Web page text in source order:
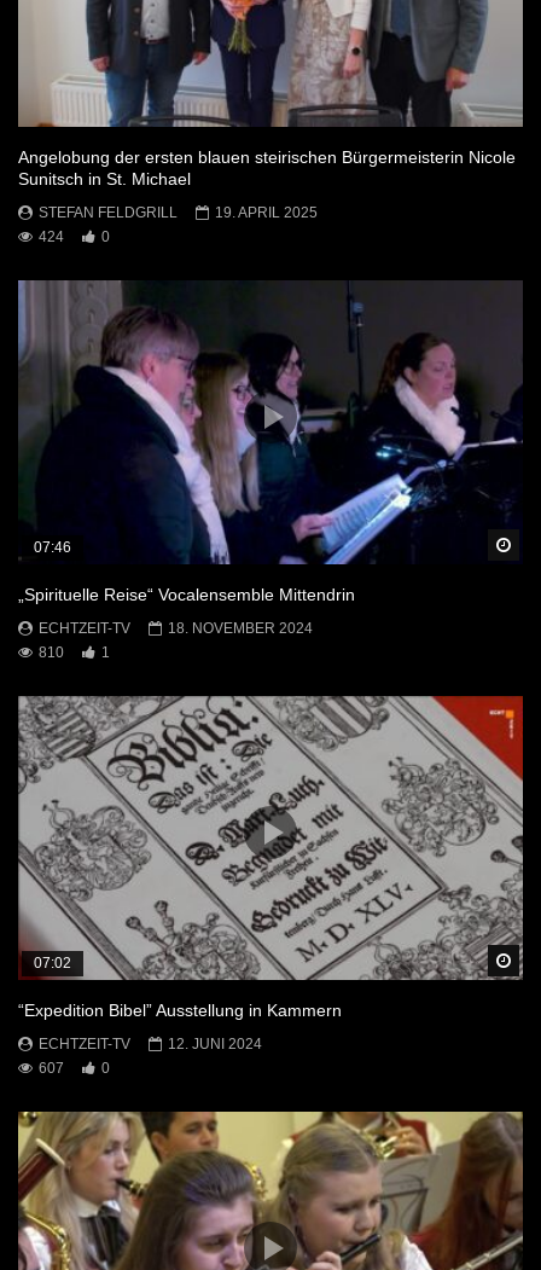
Angelobung der ersten blauen steirischen Bürgermeisterin Nicole
Sunitsch in St. Michael
STEFAN FELDGRILL
19. APRIL 2025
424
0
07:46
„Spirituelle Reise“ Vocalensemble Mittendrin
ECHTZEIT-TV
18. NOVEMBER 2024
810
1
07:02
“Expedition Bibel” Ausstellung in Kammern
ECHTZEIT-TV
12. JUNI 2024
607
0